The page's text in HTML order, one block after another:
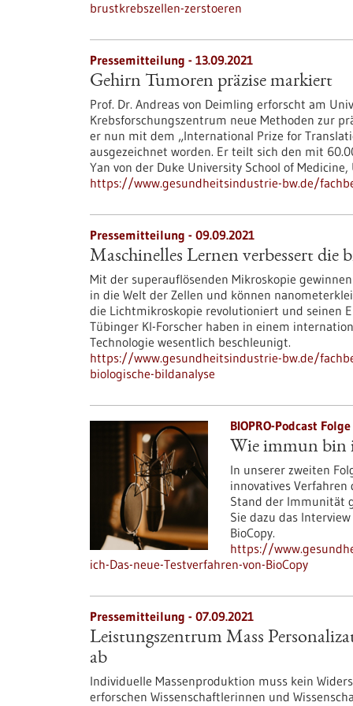
brustkrebszellen-zerstoeren
Pressemitteilung - 13.09.2021
Gehirn Tumoren präzise markiert
Prof. Dr. Andreas von Deimling erforscht am
Krebsforschungszentrum neue Methoden zur
er nun mit dem „International Prize for
ausgezeichnet worden. Er teilt sich den mit
Yan von der Duke University School of Medicine,
https://www.gesundheitsindustrie-bw.de/
Pressemitteilung - 09.09.2021
Maschinelles Lernen verbessert die
Mit der superauflösenden Mikroskopie
in die Welt der Zellen und können
die Lichtmikroskopie revolutioniert und seinen
Tübinger KI-Forscher haben in einem
Technologie wesentlich beschleunigt.
https://www.gesundheitsindustrie-bw.de/
biologische-bildanalyse
BIOPRO-Podcast
Wie immun bin
In unserer zweiten
innovatives
Stand der Immunität
Sie dazu das
BioCopy.
https://
ich-Das-neue-Testverfahren-von-BioCopy
Pressemitteilung - 07.09.2021
Leistungszentrum Mass
ab
Individuelle Massenproduktion muss kein
erforschen Wissenschaftlerinnen und